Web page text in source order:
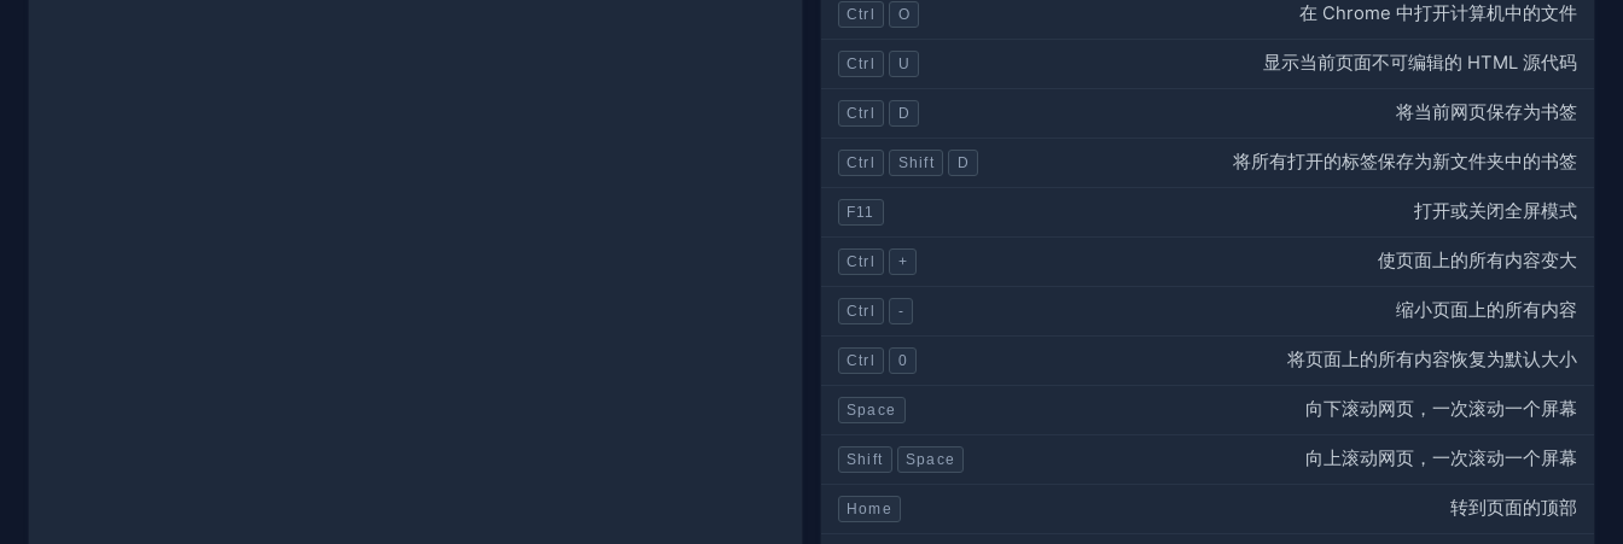
Ctrl O 在 Chrome 中打开计算机中的文件
Ctrl U 显示当前页面不可编辑的 HTML 源代码
Ctrl D 将当前网页保存为书签
Ctrl Shift D 将所有打开的标签保存为新文件夹中的书签
F11 打开或关闭全屏模式
Ctrl + 使页面上的所有内容变大
Ctrl - 缩小页面上的所有内容
Ctrl 0 将页面上的所有内容恢复为默认大小
Space 向下滚动网页，一次滚动一个屏幕
Shift Space 向上滚动网页，一次滚动一个屏幕
Home 转到页面的顶部